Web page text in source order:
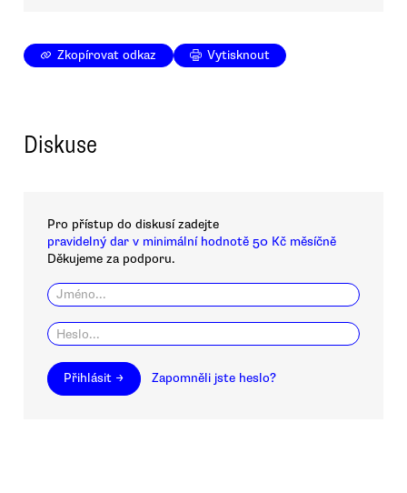
Zkopírovat odkaz Vytisknout
Diskuse
Pro přístup do diskusí zadejte
pravidelný dar v minimální hodnotě 50 Kč měsíčně
Děkujeme za podporu.
Přihlásit → Zapomněli jste heslo?